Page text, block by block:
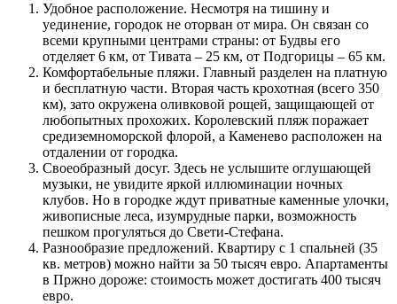
Удобное расположение. Несмотря на тишину и
уединение, городок не оторван от мира. Он связан со
всеми крупными центрами страны: от Будвы его
отделяет 6 км, от Тивата – 25 км, от Подгорицы – 65 км.
Комфортабельные пляжи. Главный разделен на платную
и бесплатную части. Вторая часть крохотная (всего 350
км), зато окружена оливковой рощей, защищающей от
любопытных прохожих. Королевский пляж поражает
средиземноморской флорой, а Каменево расположен на
отдалении от городка.
Своеобразный досуг. Здесь не услышите оглушающей
музыки, не увидите яркой иллюминации ночных
клубов. Но в городке ждут приватные каменные улочки,
живописные леса, изумрудные парки, возможность
пешком прогуляться до Свети-Стефана.
Разнообразие предложений. Квартиру с 1 спальней (35
кв. метров) можно найти за 50 тысяч евро. Апартаменты
в Пржно дороже: стоимость может достигать 400 тысяч
евро.